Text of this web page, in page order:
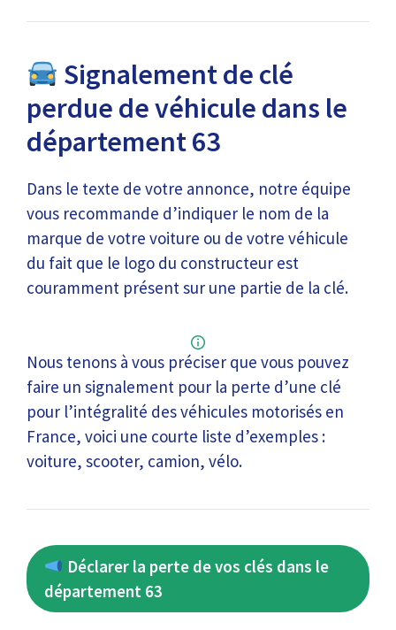
Signalement de clé
perdue de véhicule dans le
département 63
Dans le texte de votre annonce, notre équipe
vous recommande d’indiquer le nom de la
marque de votre voiture ou de votre véhicule
du fait que le logo du constructeur est
couramment présent sur une partie de la clé.
Nous tenons à vous préciser que vous pouvez
faire un signalement pour la perte d’une clé
pour l’intégralité des véhicules motorisés en
France, voici une courte liste d’exemples :
voiture, scooter, camion, vélo.
Déclarer la perte de vos clés dans le
département 63